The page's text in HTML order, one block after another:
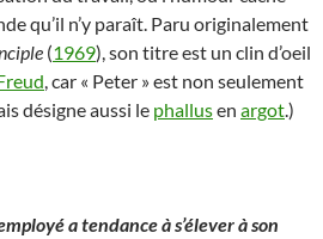
qu’il n’y paraît. Paru originalement
(1969), son titre est un clin d’oeil
, car « Peter » est non seulement
désigne aussi le phallusen argot.)
a tendance à s’élever à son